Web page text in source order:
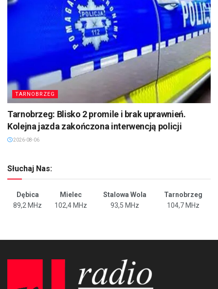
TARNOBRZEG
Tarnobrzeg: Blisko 2 promile i brak uprawnień.
Kolejna jazda zakończona interwencją policji
2026-08-06
Słuchaj Nas:
Dębica Mielec Stalowa Wola
Tarnobrzeg
89,2 MHz
102,4 MHz 93,5 MHz 104,7 MHz